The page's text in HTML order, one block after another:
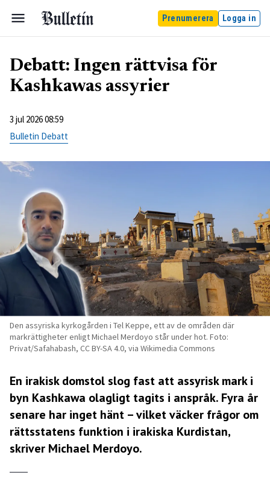
Prenumerera Logga in
Debatt: Ingen rättvisa för
Kashkawas assyrier
3 jul 2026 08:59
Bulletin Debatt
Den assyriska kyrkogården i Tel Keppe, ett av de områden där
markrättigheter enligt Michael Merdoyo står under hot. Foto:
Privat/Safahabash, CC BY-SA 4.0, via Wikimedia Commons
En irakisk domstol slog fast att assyrisk mark i
byn Kashkawa olagligt tagits i anspråk. Fyra år
senare har inget hänt – vilket väcker frågor om
rättsstatens funktion i irakiska Kurdistan,
skriver Michael Merdoyo.